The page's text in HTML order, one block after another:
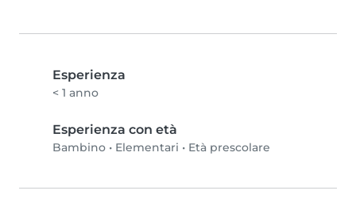
Esperienza
< 1 anno
Esperienza con età
Bambino • Elementari • Età prescolare